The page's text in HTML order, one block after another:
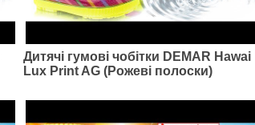
Дитячі гумові чобітки DEMAR Hawai
Lux Print AG (Рожеві полоски)